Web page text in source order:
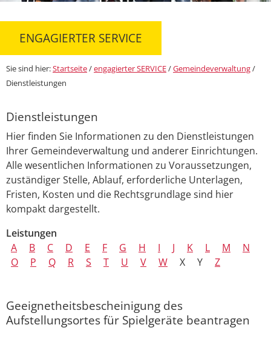
ENGAGIERTER SERVICE
Sie sind hier:Startseite/engagierter SERVICE/Gemeindeverwaltung/
Dienstleistungen
Dienstleistungen
Hier finden Sie Informationen zu den Dienstleistungen
Ihrer Gemeindeverwaltung und anderer Einrichtungen.
Alle wesentlichen Informationen zu Voraussetzungen,
zuständiger Stelle, Ablauf, erforderliche Unterlagen,
Fristen, Kosten und die Rechtsgrundlage sind hier
kompakt dargestellt.
Leistungen
A
B C D E F G H I J K L M
N
O
P Q R S T U V W X Y Z
Geeignetheitsbescheinigung des
Aufstellungsortes für Spielgeräte beantragen